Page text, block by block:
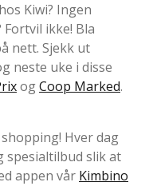
Kiwi? Ingen
ikke! Bla
nett. Sjekk ut
neste uke i disse
ogCoop Marked.
Hver dag
spesialtilbud slik at
appen vår Kimbino